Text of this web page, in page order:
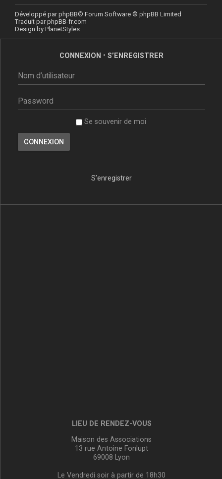
Développé parphpBB® Forum Software © phpBB Limited
Traduit parphpBB-fr.com
Design by PlanetStyles
CONNEXION • S’ENREGISTRER
Se souvenir de moi
S’enregistrer
LIEU DE RENDEZ-VOUS
Maison des Associations
13 rue Antoine Fonlupt
69008 Lyon
Le Vendredi soir à partir de 18h30